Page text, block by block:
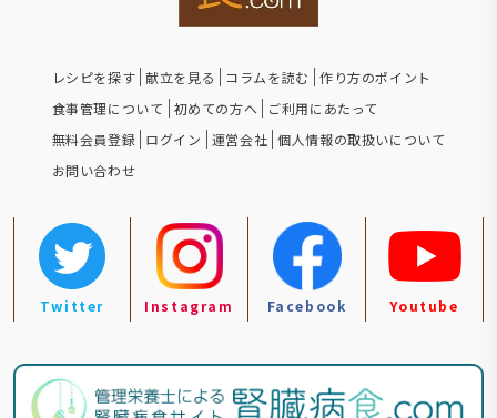
レシピを探す 献立を見る コラムを読む
作り方のポイント
食事管理について
初めての方へ
ご利用にあたって
無料会員登録 ログイン 運営会社 個人情報の取扱いについて
お問い合わせ
Twitter Instagram Facebook Youtube